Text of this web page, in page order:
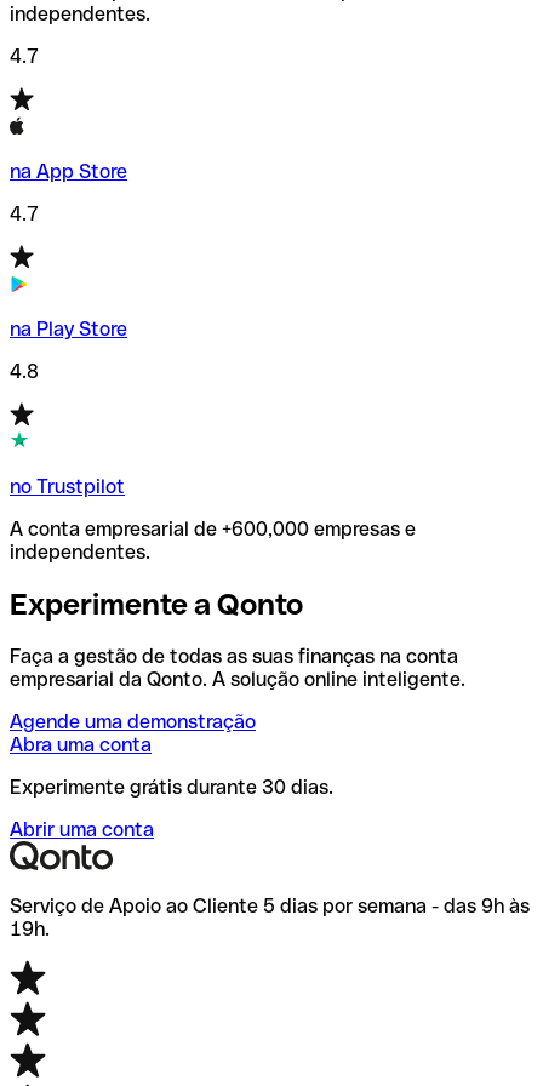
independentes.
4.7
na App Store
4.7
na Play Store
4.8
no Trustpilot
A conta empresarial de +600,000 empresas e
independentes.
Experimente a Qonto
Faça a gestão de todas as suas finanças na conta
empresarial da Qonto. A solução online inteligente.
Agende uma demonstração
Abra uma conta
Experimente grátis durante 30 dias.
Abrir uma conta
Serviço de Apoio ao Cliente 5 dias por semana - das 9h às
19h.